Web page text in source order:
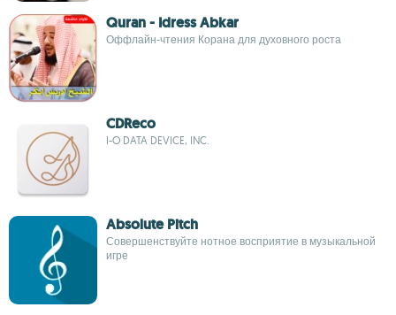
Quran - Idress Abkar
Оффлайн-чтения Корана для духовного роста
CDReco
I-O DATA DEVICE, INC.
Absolute Pitch
Совершенствуйте нотное восприятие в музыкальной
игре